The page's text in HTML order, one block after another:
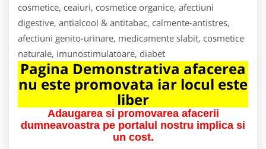
cosmetice, ceaiuri, cosmetice organice, afectiuni
digestive, antialcool & antitabac, calmente-antistres,
afectiuni genito-urinare, medicamente slabit, cosmetice
naturale, imunostimulatoare, diabet
Pagina Demonstrativa afacerea
nu este promovata iar locul este
liber
Adaugarea si promovarea afacerii
dumneavoastra pe portalul nostru implica si
un cost.